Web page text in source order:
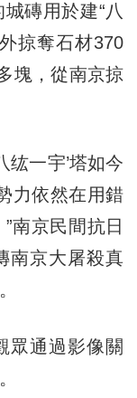
磚用於建“八
掠奪石材370
塊，從南京掠
一宇’塔如今
力依然在用錯
南京民間抗日
南京大屠殺真
通過影像關